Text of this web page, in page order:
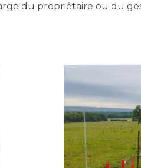
du propriétaire ou du